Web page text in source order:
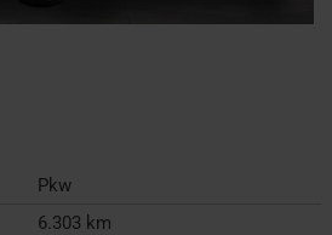
Pkw
6.303 km